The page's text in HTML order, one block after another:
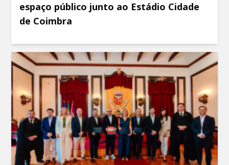
espaço público junto ao Estádio Cidade
de Coimbra